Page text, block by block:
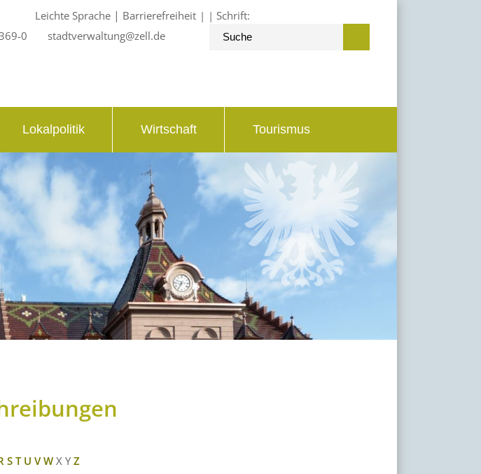
0 stadtverwaltung@zell.de
Leichte Sprache| Barrierefreiheit Schrift:
Lokalpolitik Wirtschaft Tourismus
S T U V W X Y Z